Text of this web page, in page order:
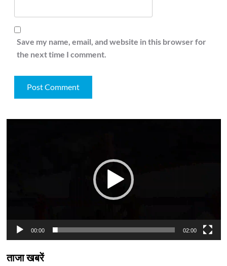
Save my name, email, and website in this browser for
the next time I comment.
00:00 02:00
ताजा खबरें